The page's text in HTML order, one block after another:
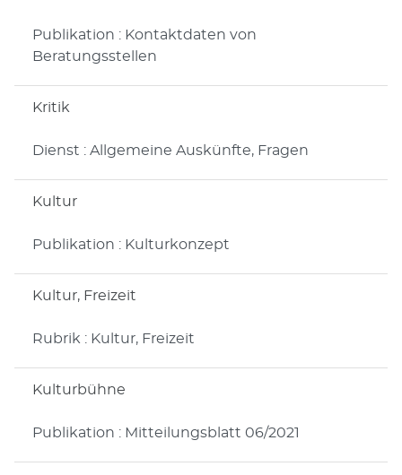
Publikation : Kontaktdaten von
Beratungsstellen
Kritik
Dienst : Allgemeine Auskünfte, Fragen
Kultur
Publikation : Kulturkonzept
Kultur, Freizeit
Rubrik : Kultur, Freizeit
Kulturbühne
Publikation : Mitteilungsblatt 06/2021